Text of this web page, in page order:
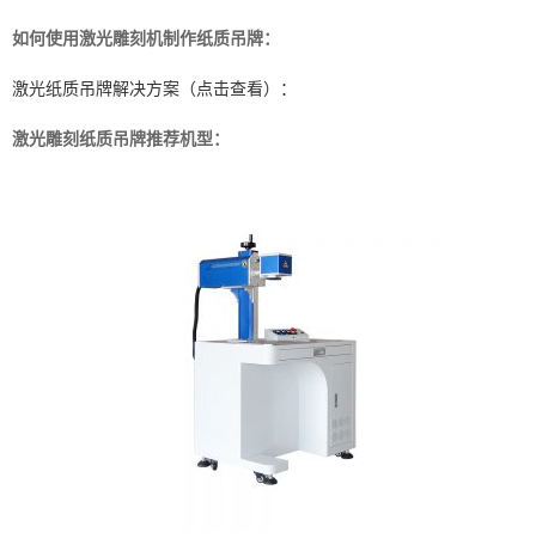
如何使用激光雕刻机制作纸质吊牌：
激光纸质吊牌解决方案（点击查看）：
激光雕刻纸质吊牌推荐机型：